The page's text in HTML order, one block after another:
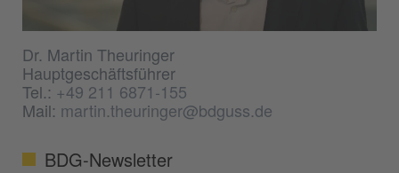
Dr. Martin Theuringer
Hauptgeschäftsführer
Tel.:+49 211 6871-155
Mail: martin.theuringer@bdguss.de
BDG-Newsletter